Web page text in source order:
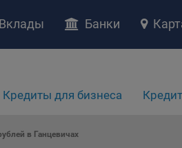
Вклады Банки
Кредиты для бизнеса
в Ганцевичах